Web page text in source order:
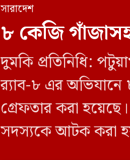
সারাদেশ
৮ কেজি
দুমকি প্রতিনিধি:
র‍্যাব-৮ এর
গ্রেফতার করা
সদস্যকে আটক করা